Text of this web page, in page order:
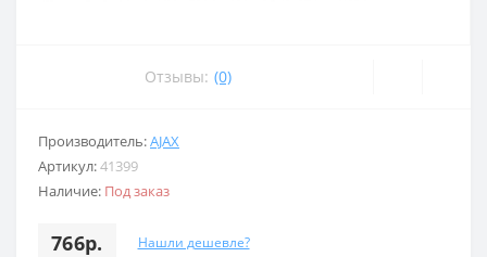
Отзывы: (0)
Производитель:AJAX
Артикул:41399
Наличие: Под заказ
766р. Нашли дешевле?